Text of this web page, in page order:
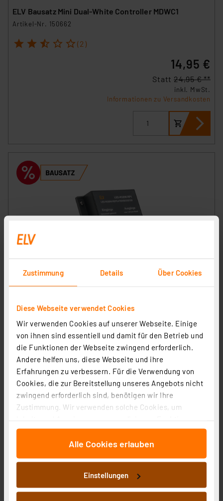
Zustimmung Details Über Cookies
Diese Webseite verwendet Cookies
Wir verwenden Cookies auf unserer Webseite. Einige
von ihnen sind essentiell und damit für den Betrieb und
die Funktionen der Webseite zwingend erforderlich.
Andere helfen uns, diese Webseite und ihre
Erfahrungen zu verbessern. Für die Verwendung von
Cookies, die zur Bereitstellung unseres Angebots nicht
zwingend erforderlich sind, benötigen wir Ihre
Zustimmung. Wir verwenden solche Cookies, um
für soziale Medien anbieten zu können und die Zugriffe
auf unsere Website zu analysieren. Außerdem geben
an unsere Partner für soziale Medien, Werbung und
Analysen weiter. Unsere Partner führen diese
Informationen möglicherweise mit weiteren Daten
Alle Cookies erlauben
Einstellungen
ELV Bausatz Mini Dual-White Controller MDWC1
Artikel-Nr. 150662
1 2 3 4 5 (2)
14,95 €
Statt 24,95 € **
inkl. MwSt.
Informationen zu Versandkosten
ELV Bausatz LED-RGBW-Repeater/Booster
Artikel-Nr. 143195
inkl. MwSt.
Informationen zu Versandkosten